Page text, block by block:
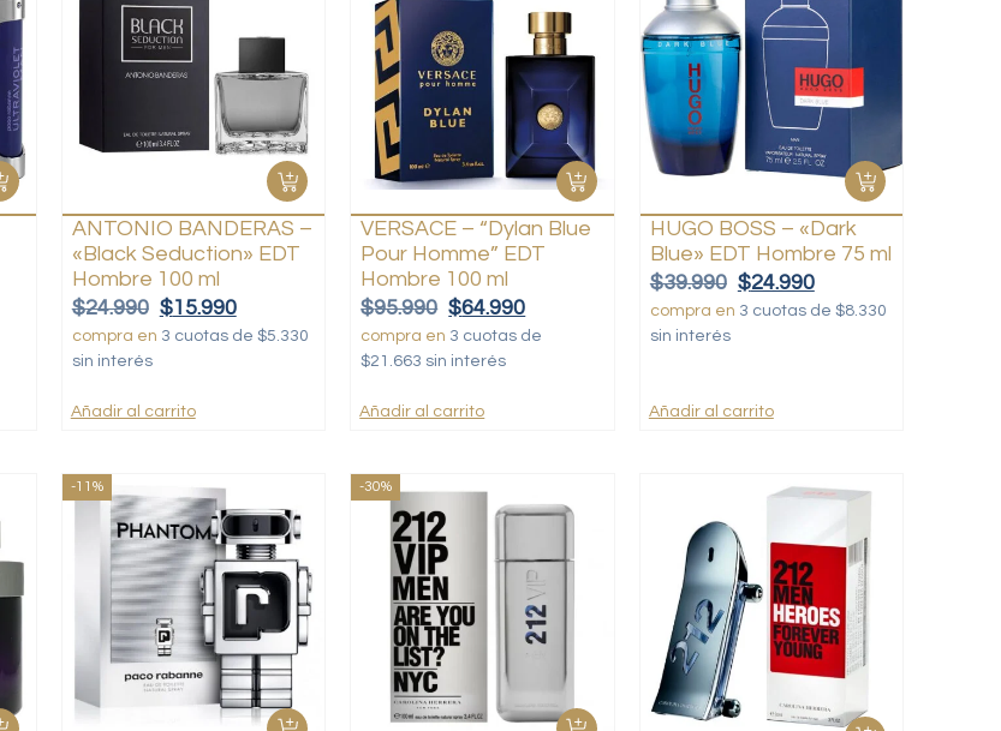
ANTONIO BANDERAS –
«Black Seduction» EDT
Hombre 100 ml
$24.990 $15.990
compra en 3 cuotas de $5.330
sin interés
Añadir al carrito
VERSACE – “Dylan Blue
Pour Homme” EDT
Hombre 100 ml
$95.990 $64.990
compra en 3 cuotas de
$21.663 sin interés
Añadir al carrito
HUGO BOSS – «Dark
Blue» EDT Hombre 75 ml
$39.990 $24.990
compra en 3 cuotas de $8.330
sin interés
Añadir al carrito
-11% -30%